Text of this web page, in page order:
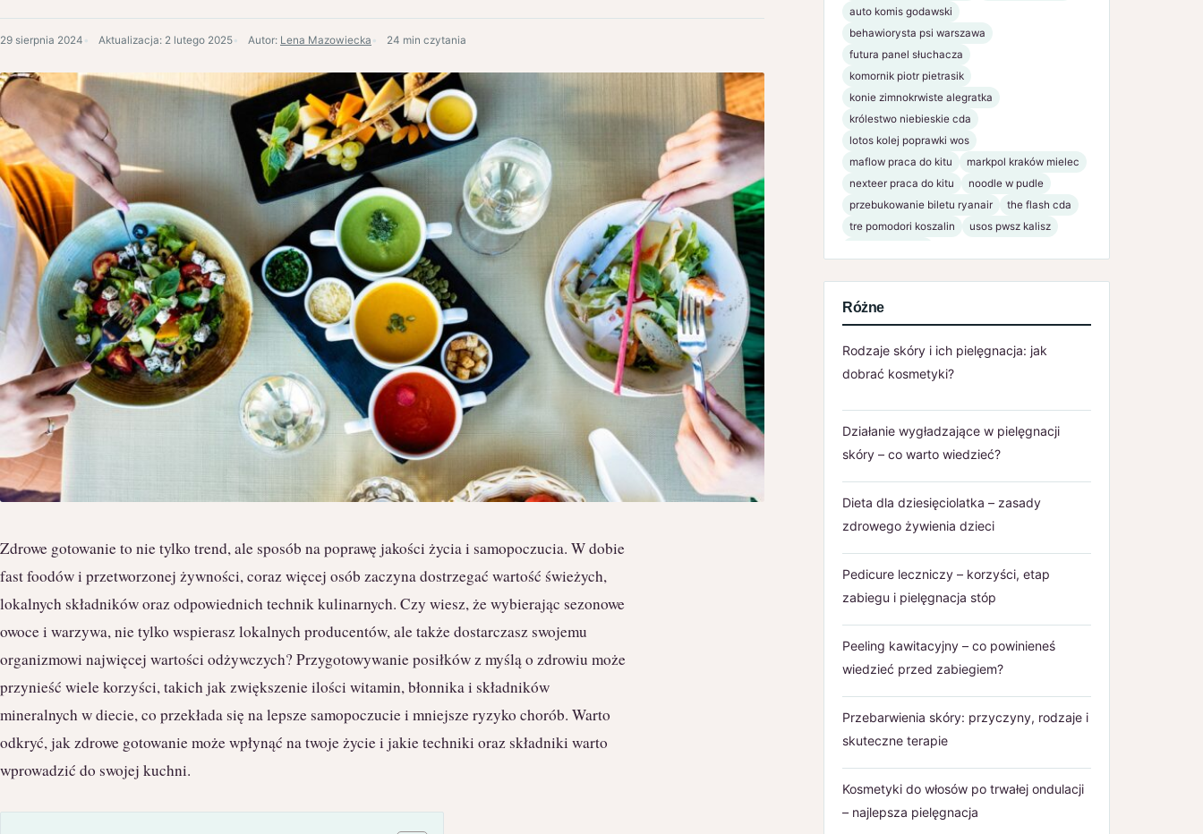
29 sierpnia 2024 Aktualizacja: 2 lutego 2025 Autor: Lena Mazowiecka 24 min czytania
Zdrowe gotowanie to nie tylko trend, ale sposób na poprawę jakości życia i samopoczucia. W dobie
fast foodów i przetworzonej żywności, coraz więcej osób zaczyna dostrzegać wartość świeżych,
lokalnych składników oraz odpowiednich technik kulinarnych. Czy wiesz, że wybierając sezonowe
owoce i warzywa, nie tylko wspierasz lokalnych producentów, ale także dostarczasz swojemu
organizmowi najwięcej wartości odżywczych? Przygotowywanie posiłków z myślą o zdrowiu może
przynieść wiele korzyści, takich jak zwiększenie ilości witamin, błonnika i składników
mineralnych w diecie, co przekłada się na lepsze samopoczucie i mniejsze ryzyko chorób. Warto
odkryć, jak zdrowe gotowanie może wpłynąć na twoje życie i jakie techniki oraz składniki warto
wprowadzić do swojej kuchni.
auto komis godawski
behawiorysta psi warszawa
futura panel słuchacza
komornik piotr pietrasik
konie zimnokrwiste alegratka
królestwo niebieskie cda
lotos kolej poprawki wos
maflow praca do kitu
markpol kraków mielec
nexteer praca do kitu
noodle w pudle
przebukowanie biletu ryanair
the flash cda
tre pomodori koszalin
usos pwsz kalisz
Różne
Rodzaje skóry i ich pielęgnacja: jak
dobrać kosmetyki?
Działanie wygładzające w pielęgnacji
skóry – co warto wiedzieć?
Dieta dla dziesięciolatka – zasady
zdrowego żywienia dzieci
Pedicure leczniczy – korzyści, etap
zabiegu i pielęgnacja stóp
Peeling kawitacyjny – co powinieneś
wiedzieć przed zabiegiem?
Przebarwienia skóry: przyczyny, rodzaje i
skuteczne terapie
Kosmetyki do włosów po trwałej ondulacji
– najlepsza pielęgnacja